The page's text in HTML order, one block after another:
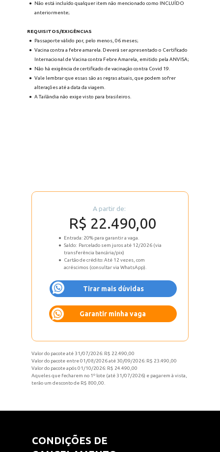
Não está incluído qualquer item não mencionado como INCLUÍDO
anteriormente;
REQUISITOS/EXIGÊNCIAS
Passaporte válido por, pelo menos, 06 meses;
Vacina contra a febre amarela. Deverá ser apresentado o Certificado
Internacional de Vacina contra Febre Amarela, emitido pela ANVISA;
Não há exigência de certificado de vacinação contra Covid 19.
Vale lembrar que essas são as regras atuais, que podem sofrer
alterações até a data da viagem.
A Tailândia não exige visto para brasileiros.
A partir de:
R$ 22.490,00
Entrada: 20% para garantir a vaga.
Saldo:  Parcelado sem juros até 12/2026 (via
transferência bancária/pix)
Cartão de crédito: Até 12 vezes, com
acréscimos (consultar via WhatsApp).
Tirar mais dúvidas
Garantir minha vaga
Valor do pacote até 31/07/2026: R$ 22.490,00
Valor do pacote entre 01/08/2026 até 30/09/2026: R$ 23.490,00
Valor do pacote após 01/10/2026: R$ 24.490,00
Aqueles que fecharem no 1º lote (até 31/07/2026) e pagarem à vista,
terão um desconto de R$ 800,00.
CONDIÇÕES DE